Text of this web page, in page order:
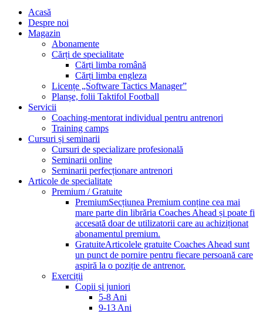
Acasă
Despre noi
Magazin
Abonamente
Cărți de specialitate
Cărți limba română
Cărți limba engleza
Licențe „Software Tactics Manager”
Planșe, folii Taktifol Football
Servicii
Coaching-mentorat individual pentru antrenori
Training camps
Cursuri și seminarii
Cursuri de specializare profesională
Seminarii online
Seminarii perfecționare antrenori
Articole de specialitate
Premium / Gratuite
PremiumSecțiunea Premium conține cea mai
mare parte din librăria Coaches Ahead și poate fi
accesată doar de utilizatorii care au achiziționat
abonamentul premium.
GratuiteArticolele gratuite Coaches Ahead sunt
un punct de pornire pentru fiecare persoană care
aspiră la o poziție de antrenor.
Exerciții
Copii și juniori
5-8 Ani
9-13 Ani